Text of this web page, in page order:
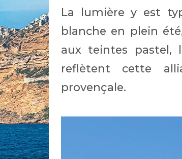
La lumière y est
blanche en plein
aux teintes pastel,
reflètent cette
provençale.